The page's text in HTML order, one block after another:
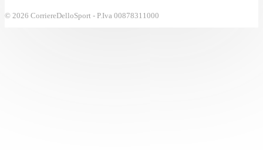
© 2026 CorriereDelloSport - P.Iva 00878311000